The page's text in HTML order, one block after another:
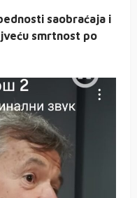
saobraćaja i
smrtnost po